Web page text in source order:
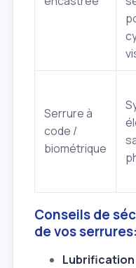
Serrure à
code /
biométrique
Conseils de
de vos serrures: